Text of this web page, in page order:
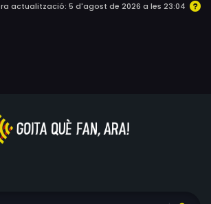
actualització: 5 d'agost de 2026 a les 23:04